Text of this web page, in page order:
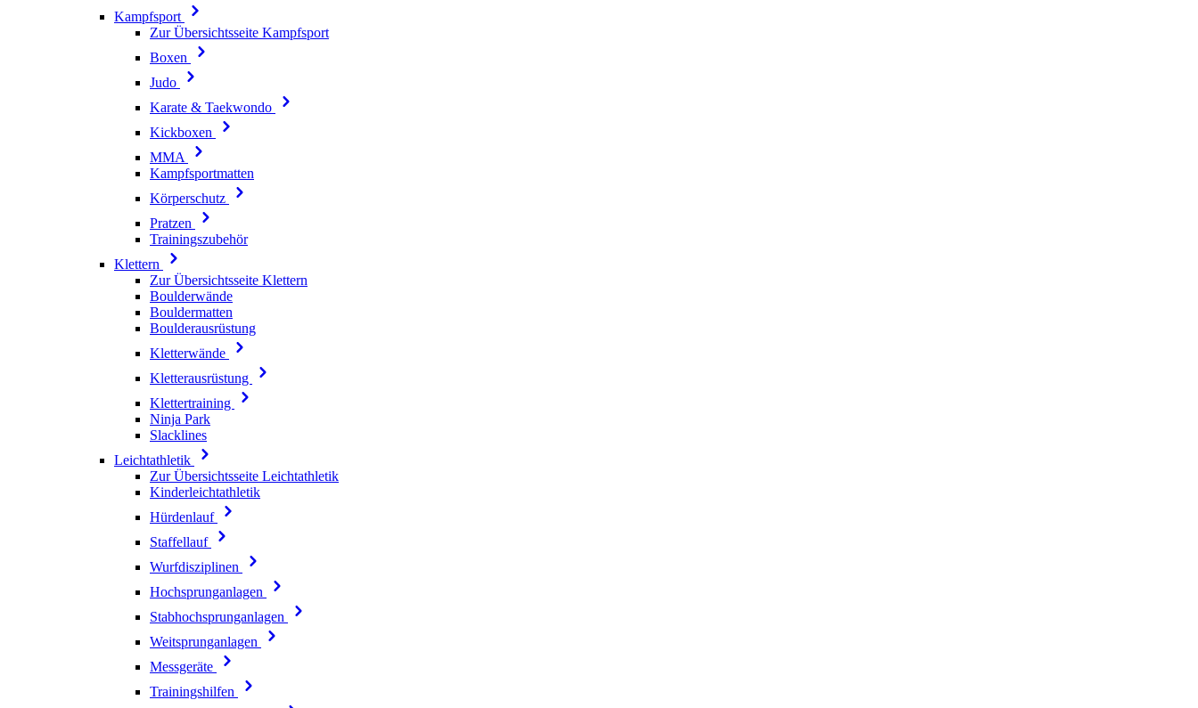
Kampfsport
Zur Übersichtsseite Kampfsport
Boxen
Judo
Karate & Taekwondo
Kickboxen
MMA
Kampfsportmatten
Körperschutz
Pratzen
Trainingszubehör
Klettern
Zur Übersichtsseite Klettern
Boulderwände
Bouldermatten
Boulderausrüstung
Kletterwände
Kletterausrüstung
Klettertraining
Ninja Park
Slacklines
Leichtathletik
Zur Übersichtsseite Leichtathletik
Kinderleichtathletik
Hürdenlauf
Staffellauf
Wurfdisziplinen
Hochsprunganlagen
Stabhochsprunganlagen
Weitsprunganlagen
Messgeräte
Trainingshilfen